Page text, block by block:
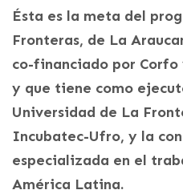
Ésta es la meta del
Fronteras, de La
co-financiado por
y que tiene como
Universidad de La
Incubatec-Ufro, y la
especializada en el
América Latina.